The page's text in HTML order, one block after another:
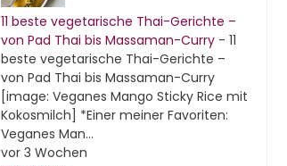
11 beste vegetarische Thai-Gerichte –
von Pad Thai bis Massaman-Curry - 11
beste vegetarische Thai-Gerichte –
von Pad Thai bis Massaman-Curry
[image: Veganes Mango Sticky Rice mit
Kokosmilch] *Einer meiner Favoriten:
Veganes Man...
vor 3 Wochen